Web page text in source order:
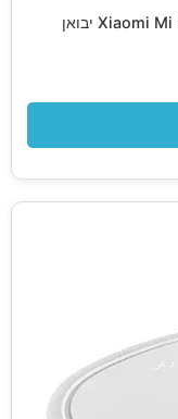
שואב רובוטי שוטף Xiaomi Mi Robot Vacuum Mop 2 יבואן